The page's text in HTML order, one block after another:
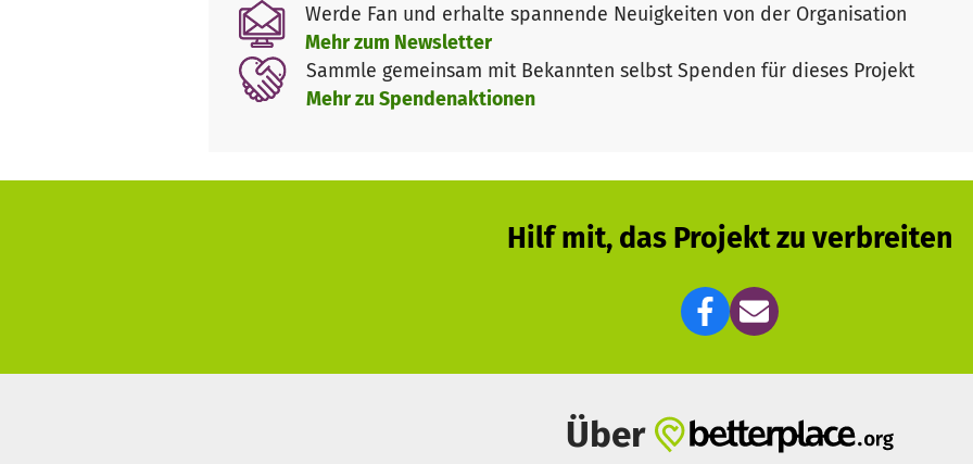
Was tun wir dafür?
Wir haben mit dem Regenwaldzentrum einen Ort geschaffen, der viele Menschen aus
Besuchen einlädt, der Menschen jeden Alters etwas zu bieten hat und Spaß und
möchten auch einen Ort schaffen, der aktiv im globalen Regenwaldschutz und
2. Wir machen Waldführungen rund um das Regenwaldzentrum für Familien u.a., um
3. Das Gelände des Zentrums wird zum "Regenwald" mit vielen Pflanzen aus
Regenwäldern, mit Permakultur-Garten, mit Ausstellungen und Handy-Sammelstelle.
Werde Fan und erhalte spannende Neuigkeiten von der Organisation
Mehr zum Newsletter
Sammle gemeinsam mit Bekannten selbst Spenden für dieses Projekt
Mehr zu Spendenaktionen
Hilf mit, das Projekt zu verbreiten
Über